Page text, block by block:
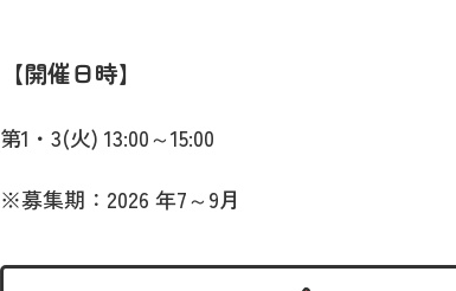
開催日時
第1・3(火) 13:00～15:00
※募集期：2026 年7～9月